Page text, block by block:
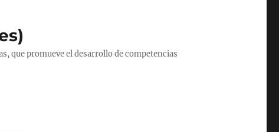
que promueve el desarrollo de competencias